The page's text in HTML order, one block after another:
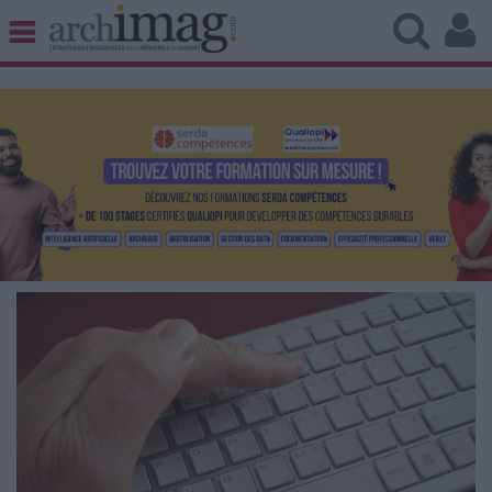
BIBLIOTHÈQUE ÉDITION
UNIVERS DATA
TRAVAIL COLLABORATIF
VIE NUMÉRIQUE
NUMÉRIQUE RESPONSABLE
LES DOSSIERS